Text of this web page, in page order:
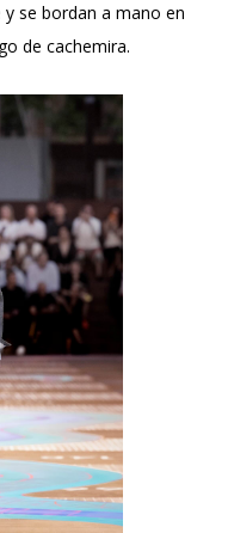
se bordan a mano en
de cachemira.